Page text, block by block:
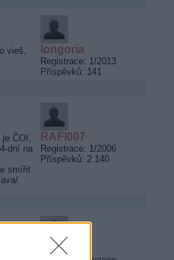
vieš,
longoria
Registrace: 1/2013
Příspěvků: 141
ČOI,
dní na
smířit
RAFI007
Registrace: 1/2006
Příspěvků: 2 140
sa
Frank11